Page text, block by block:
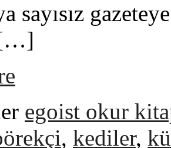
sayısız
[…]
egoist okur
, kediler,